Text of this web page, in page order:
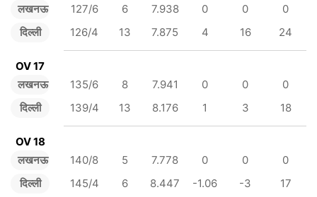
लखनऊ
दिल्ली
127/6 6 7.938 0 0
0
126/4
13 7.875 4 16 24
OV 17
लखनऊ
दिल्ली
135/6 8 7.941 0 0
0
139/4
13 8.176 1 3 18
OV 18
लखनऊ
दिल्ली
140/8 5 7.778 0 0
0
145/4
6 8.447 -1.06 -3 17